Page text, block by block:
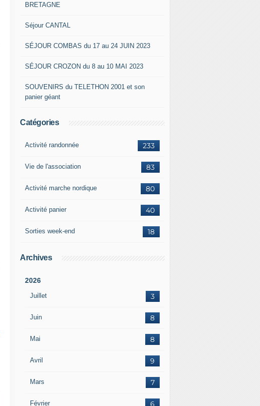
BRETAGNE
Séjour CANTAL
SÉJOUR COMBAS du 17 au 24 JUIN 2023
SÉJOUR CROZON du 8 au 10 MAI 2023
SOUVENIRS du TELETHON 2001 et son
panier géant
Catégories
233
Activité randonnée
83
Vie de l'association
80
Activité marche nordique
40
Activité panier
18
Sorties week-end
Archives
2026
Juillet 3
Juin 8
Mai 8
Avril 9
Mars 7
Février 6